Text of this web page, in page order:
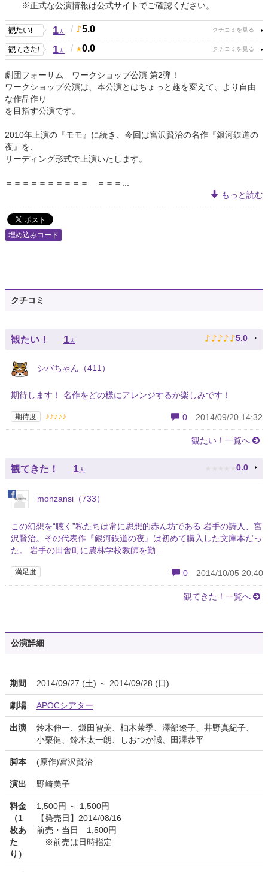
※正式な公演情報は公式サイトでご確認ください。
1人 / 5.0
1人 / 0.0
劇団フォーサム ワークショップ公演 第2弾！
ワークショップ公演は、本公演とはちょっと趣を変えて、より自由
な作品作り
を目指す公演です。
2010年上演の『モモ』に続き、今回は宮沢賢治の名作『銀河鉄道の
夜』を、
リーディング形式で上演いたします。
＝＝＝＝＝＝＝＝＝＝ ＝＝＝...
もっと読む
埋め込みコード
クチコミ
観たい！ 1人 ♪ ♪ ♪ ♪ ♪ 5.0
シバちゃん（411）
期待します！ 名作をどの様にアレンジするか楽しみです！
期待度 ♪♪♪♪♪ 0 2014/09/20 14:32
観たい！一覧へ
観てきた！ 1 人 ★ ★ ★ ★ ★ 0.0
monzansi（733）
この幻想を“聴く”私たちは常に思想的赤ん坊である 岩手の詩人、宮
沢賢治。その代表作『銀河鉄道の夜』は初めて購入した文庫本だっ
た。 岩手の田舎町に農林学校教師を勤...
満足度 0 2014/10/05 20:40
観てきた！一覧へ
公演詳細
期間 2014/09/27 (土) ～ 2014/09/28 (日)
劇場 APOCシアター
出演
鈴木伸一、鎌田智美、柚木茉季、澤部遼子、井野真紀子、
小栗健、鈴木太一朗、しおつか誠、田澤恭平
脚本 (原作)宮沢賢治
演出 野崎美子
料金
（1
枚あ
た
り）
1,500円 ～ 1,500円
【発売日】2014/08/16
前売・当日 1,500円
※前売は日時指定